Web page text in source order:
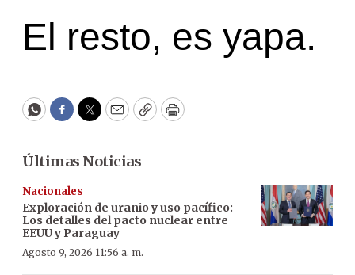
El resto, es yapa.
WhatsApp
Facebook
Twitter
EmailCopyPrint
Últimas Noticias
Nacionales
Exploración de uranio y uso pacífico:
Los detalles del pacto nuclear entre
EEUU y Paraguay
Agosto 9, 2026 11:56 a. m.